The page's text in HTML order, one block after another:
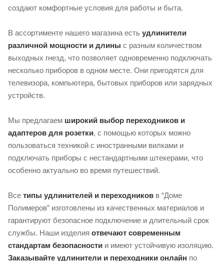
создают комфортные условия для работы и быта.
В ассортименте нашего магазина есть удлинители
различной мощности и длины с разным количеством
выходных гнезд, что позволяет одновременно подключать
несколько приборов в одном месте. Они пригодятся для
телевизора, компьютера, бытовых приборов или зарядных
устройств.
Мы предлагаем широкий выбор переходников и
адаптеров для розетки, с помощью которых можно
пользоваться техникой с иностранными вилками и
подключать приборы с нестандартными штекерами, что
особенно актуально во время путешествий.
Все типы удлинителей и переходников в “Доме
Полимеров” изготовлены из качественных материалов и
гарантируют безопасное подключение и длительный срок
службы. Наши изделия отвечают современным
стандартам безопасности и имеют устойчивую изоляцию.
Заказывайте удлинители и переходники онлайн по